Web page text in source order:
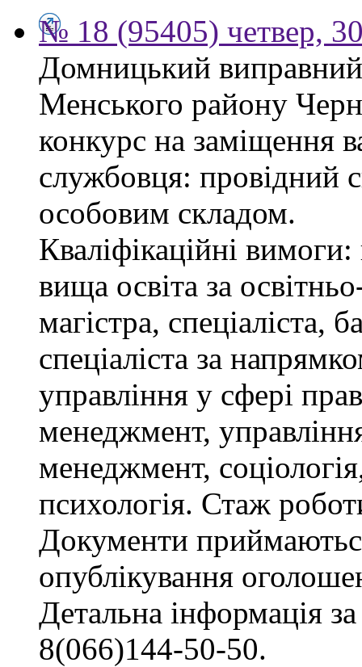
№ 18 (95405) четвер,
Домницький
Менського району
конкурс на заміщення
службовця: провідний
особовим складом.
Кваліфікаційні
вища освіта за
магістра, спеціаліста,
спеціаліста за
управління у сфері
менеджмент,
менеджмент,
психологія. Стаж
Документи
опублікування
Детальна інформація
8(066)144-50-50.